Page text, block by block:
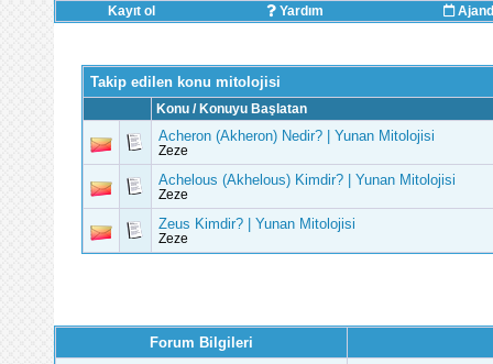
Kayıt ol Yardım
Takip edilen konu mitolojisi
Konu / Konuyu Başlatan
Acheron (Akheron) Nedir? | Yunan Mitolojisi
Zeze
Achelous (Akhelous) Kimdir? | Yunan Mitolojisi
Zeze
Zeus Kimdir? | Yunan Mitolojisi
Zeze
Forum Bilgileri